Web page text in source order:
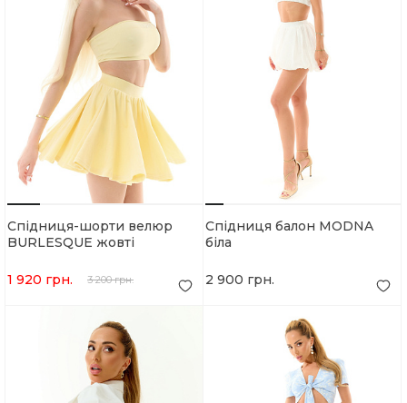
Спідниця-шорти велюр
BURLESQUE жовті
1 920 грн. 3 200 грн.
Спідниця балон MODNA
біла
2 900 грн.